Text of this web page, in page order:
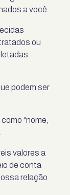
a você.
ou
podem ser
“nome,
valores a
de conta
relação